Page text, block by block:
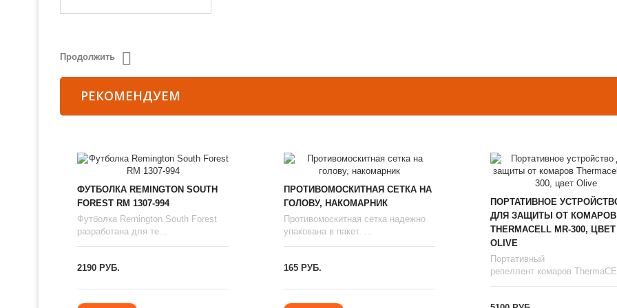
Продолжить
РЕКОМЕНДУЕМ
ФУТБОЛКА REMINGTON SOUTH
FOREST RM 1307-994
Футболка Remington South Forest
разработана для те...
2190 РУБ.
ПРОТИВОМОСКИТНАЯ СЕТКА НА
ГОЛОВУ, НАКОМАРНИК
Противомоскитная сетка надежно
упакована в пакет. ...
165 РУБ.
ПОРТАТИВНОЕ
ДЛЯ ЗАЩИТЫ ОТ КОМАРОВ
THERMAСЕLL MR-300, ЦВЕТ
OLIVE
Портативный
репеллент комаров